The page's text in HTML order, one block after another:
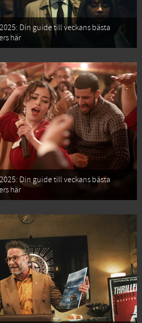
Din guide till veckans bästa
här
Din guide till veckans bästa
här